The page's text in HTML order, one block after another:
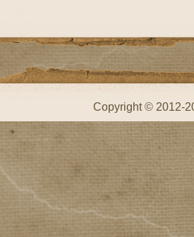
Copyright © 2012-